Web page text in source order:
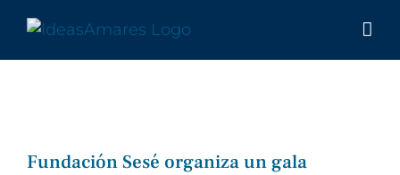
contenido
Fundación Sesé organiza un gala